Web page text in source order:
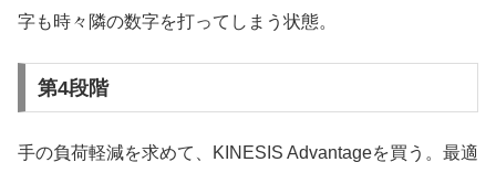
字も時々隣の数字を打ってしまう状態。
第4段階
手の負荷軽減を求めて、KINESIS Advantageを買う。最適